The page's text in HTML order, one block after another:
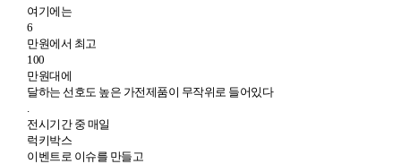
여기에는
6
만원에서 최고
100
만원대에
달하는 선호도 높은 가전제품이 무작위로 들어있다
.
전시기간 중 매일
럭키박스
이벤트로 이슈를 만들고